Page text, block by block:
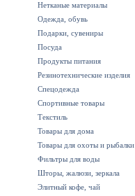
Нетканые материалы
Одежда, обувь
Подарки, сувениры
Посуда
Продукты питания
Резинотехнические изделия
Спецодежда
Спортивные товары
Текстиль
Товары для дома
Товары для охоты и рыбалки
Фильтры для воды
Шторы, жалюзи, зеркала
Элитный кофе, чай